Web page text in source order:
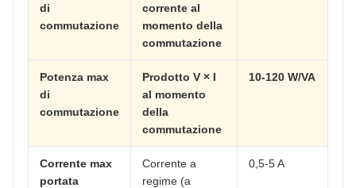
di
commutazione
corrente al
momento della
commutazione
Potenza max
di
commutazione
Prodotto V × I
al momento
della
commutazione
10-120 W/VA
Corrente max
portata
Corrente a
regime (a
0,5-5 A